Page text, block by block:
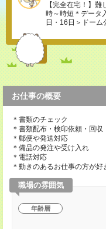
【完全在宅！】
時～時短＊データ
日・16日＞ドー
お仕事の概要
＊書類のチェック
＊書類配布・検印依頼・回収
＊郵便や発送対応
＊備品の発注や受け入れ
＊電話対応
＊動きのあるお仕事の方が好
職場の雰囲気
年齢層